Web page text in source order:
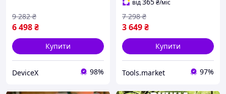
6 498₴
9 282 ₴
Купити
DeviceX 98%
від
₴/міс
3 649₴
7 298 ₴
Купити
Tools.market 97%